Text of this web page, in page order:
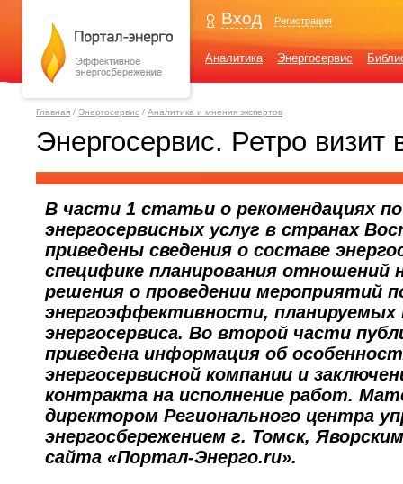
Вход Регистрация
Аналитика Энергосервис
Главная / Энергосервис / Аналитика и мнения экспертов
Энергосервис. Ретро визит
В части 1 статьи о рекомендациях
энергосервисных услуг в странах
приведены сведения о составе
специфике планирования отношений
решения о проведении мероприятий
энергоэффективности, планируемых
энергосервиса. Во второй части
приведена информация об
энергосервисной компании и
контракта на исполнение работ.
директором Регионального центра
энергосбережением г. Томск,
сайта «Портал-Энерго.ru».